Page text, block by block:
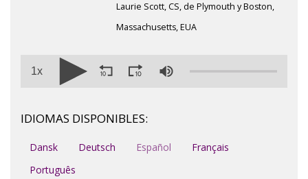
Laurie Scott, CS, de Plymouth y Boston,
Massachusetts, EUA
1x
IDIOMAS DISPONIBLES:
Dansk Deutsch Español
Français
Português